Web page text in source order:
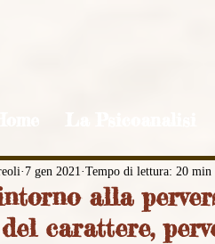
alla
carattere,
7 gen 2021 Tempo di lettura: 20 min